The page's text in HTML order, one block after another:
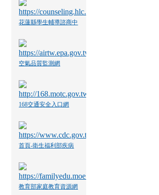
花蓮縣學生輔導諮商中
空氣品質監測網
168交通安全入口網
首頁-衛生福利部疾病
教育部家庭教育資源網